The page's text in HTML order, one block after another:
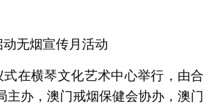
无烟宣传月活动
式在横琴文化艺术中心举行，由合
主办，澳门戒烟保健会协办，澳门